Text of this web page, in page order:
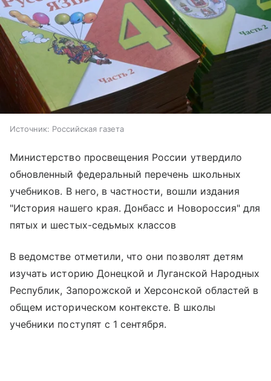
Источник: Российская газета
Министерство просвещения России утвердило
обновленный федеральный перечень школьных
учебников. В него, в частности, вошли издания
"История нашего края. Донбасс и Новороссия" для
пятых и шестых-седьмых классов
В ведомстве отметили, что они позволят детям
изучать историю Донецкой и Луганской Народных
Республик, Запорожской и Херсонской областей в
общем историческом контексте. В школы
учебники поступят с 1 сентября.